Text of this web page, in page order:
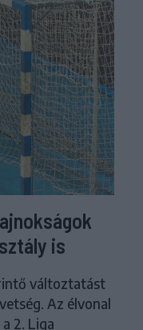
is
változtatást
Az élvonal
2. Liga